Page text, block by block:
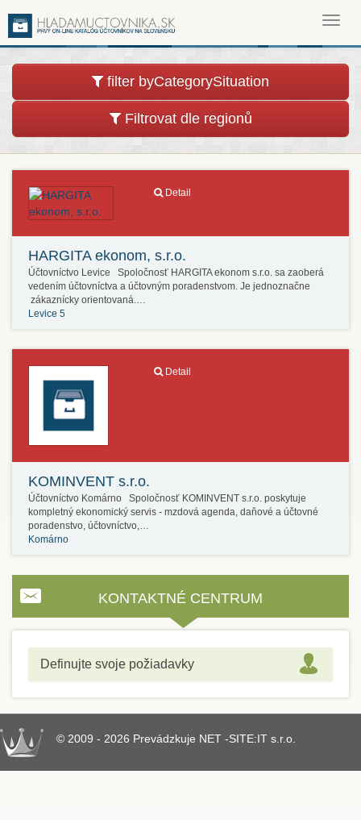
filter byCategorySituation
Filtrovat dle regionů
Detail
HARGITA ekonom, s.r.o.
Účtovníctvo Levice Spoločnosť HARGITA ekonom s.r.o. sa zaoberá
vedením účtovníctva a účtovným poradenstvom. Je jednoznačne
zákaznícky orientovaná.…
Levice 5
Detail
KOMINVENT s.r.o.
Účtovníctvo Komárno Spoločnosť KOMINVENT s.r.o. poskytuje
kompletný ekonomický servis - mzdová agenda, daňové a účtovné
poradenstvo, účtovníctvo,…
Komárno
KONTAKTNÉ CENTRUM
Definujte svoje požiadavky
© 2009 - 2026 Prevádzkuje NET -SITE:IT s.r.o.